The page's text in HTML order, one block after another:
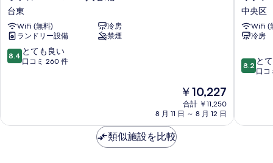
る
テ
ル
STAY
＆
GO
入
台東
WiFi (無料)
冷房
ランドリー設備
禁煙
10
段
も
8.4 とても良い
口コミ 260 件
現
在
の
￥10,227
合計 ￥11,250
8 月 11 日 ～ 8 月 12 日
シ
ン
ト
ン
ホ
テ
橋
中央区
WiFi (
冷房
10
段
て
8.2 と
口コ
類似施設を比較